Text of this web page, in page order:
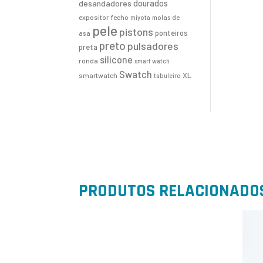
desandadores dourados
expositor fecho miyota molas de
asa pele pistons ponteiros
preta preto pulsadores
ronda silicone smart watch
smartwatch Swatch tabuleiro XL
PRODUTOS